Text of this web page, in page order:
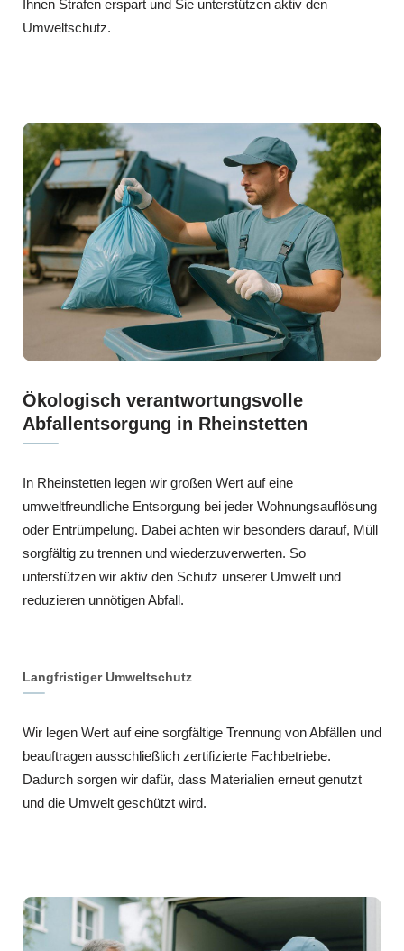
Ihnen Strafen erspart und Sie unterstützen aktiv den
Umweltschutz.
Ökologisch verantwortungsvolle
Abfallentsorgung in Rheinstetten
In Rheinstetten legen wir großen Wert auf eine
umweltfreundliche Entsorgung bei jeder Wohnungsauflösung
oder Entrümpelung. Dabei achten wir besonders darauf, Müll
sorgfältig zu trennen und wiederzuverwerten. So
unterstützen wir aktiv den Schutz unserer Umwelt und
reduzieren unnötigen Abfall.
Langfristiger Umweltschutz
Wir legen Wert auf eine sorgfältige Trennung von Abfällen und
beauftragen ausschließlich zertifizierte Fachbetriebe.
Dadurch sorgen wir dafür, dass Materialien erneut genutzt
und die Umwelt geschützt wird.